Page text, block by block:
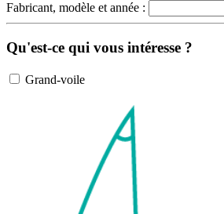
Fabricant, modèle et année :
Qu'est-ce qui vous intéresse ?
Grand-voile